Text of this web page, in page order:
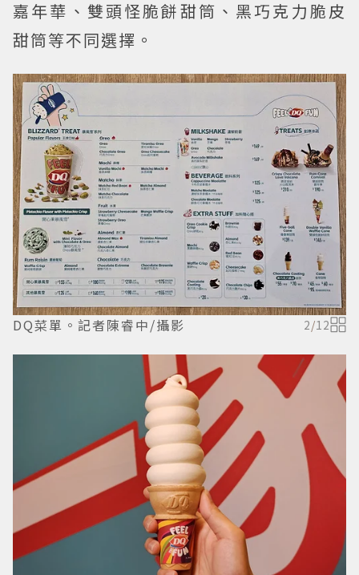
嘉年華、雙頭怪脆餅甜筒、黑巧克力脆皮
甜筒等不同選擇。
DQ菜單。記者陳睿中/攝影 2/12